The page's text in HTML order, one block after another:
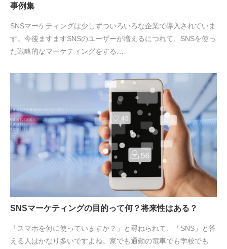
事例集
SNSマーケティングは少しずついろいろな企業で導入されていま
す。今後ますますSNSのユーザーが増えるにつれて、SNSを使っ
た戦略的なマーケティングをする…
SNSマーケティングの目的って何？将来性はある？
「スマホを何に使っていますか？」と尋ねられて、「SNS」と答
える人はかなり多いですよね。家でも通勤の電車でも学校でも